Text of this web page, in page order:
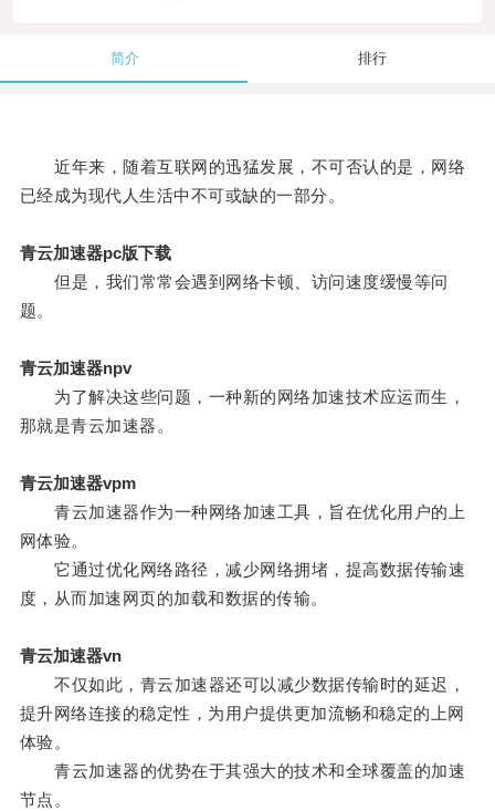
简介 排行
近年来，随着互联网的迅猛发展，不可否认的是，网络
已经成为现代人生活中不可或缺的一部分。
青云加速器pc版下载
但是，我们常常会遇到网络卡顿、访问速度缓慢等问
题。
青云加速器npv
为了解决这些问题，一种新的网络加速技术应运而生，
那就是青云加速器。
青云加速器vpm
青云加速器作为一种网络加速工具，旨在优化用户的上
网体验。
它通过优化网络路径，减少网络拥堵，提高数据传输速
度，从而加速网页的加载和数据的传输。
青云加速器vn
不仅如此，青云加速器还可以减少数据传输时的延迟，
提升网络连接的稳定性，为用户提供更加流畅和稳定的上网
体验。
青云加速器的优势在于其强大的技术和全球覆盖的加速
节点。